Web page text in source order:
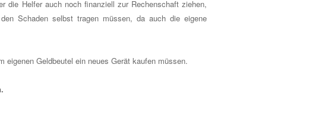
die Helfer auch noch finanziell zur Rechenschaft ziehen,
Schaden selbst tragen müssen, da auch die eigene
eigenen Geldbeutel ein neues Gerät kaufen müssen.